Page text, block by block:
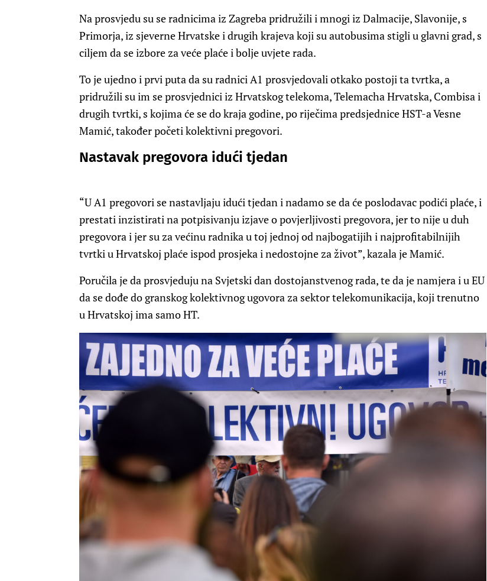
Na prosvjedu su se radnicima iz Zagreba pridružili i mnogi iz Dalmacije, Slavonije, s
Primorja, iz sjeverne Hrvatske i drugih krajeva koji su autobusima stigli u glavni grad, s
ciljem da se izbore za veće plaće i bolje uvjete rada.
To je ujedno i prvi puta da su radnici A1 prosvjedovali otkako postoji ta tvrtka, a
pridružili su im se prosvjednici iz Hrvatskog telekoma, Telemacha Hrvatska, Combisa i
drugih tvrtki, s kojima će se do kraja godine, po riječima predsjednice HST-a Vesne
Mamić, također početi kolektivni pregovori.
Nastavak pregovora idući tjedan
“U A1 pregovori se nastavljaju idući tjedan i nadamo se da će poslodavac podići plaće, i
prestati inzistirati na potpisivanju izjave o povjerljivosti pregovora, jer to nije u duh
pregovora i jer su za većinu radnika u toj jednoj od najbogatijih i najprofitabilnijih
tvrtki u Hrvatskoj plaće ispod prosjeka i nedostojne za život”, kazala je Mamić.
Poručila je da prosvjeduju na Svjetski dan dostojanstvenog rada, te da je namjera i u EU
da se dođe do granskog kolektivnog ugovora za sektor telekomunikacija, koji trenutno
u Hrvatskoj ima samo HT.